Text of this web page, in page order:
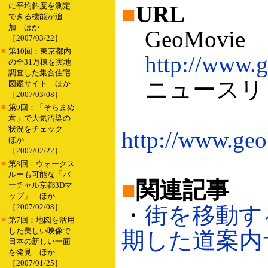
に平均斜度を測定
できる機能が追
加 ほか
［2007/03/22］
■ 第10回：東京都内
の全31万棟を実地
調査した集合住宅
図鑑サイト ほか
［2007/03/08］
■ 第9回：「そらまめ
君」で大気汚染の
状況をチェック
ほか
［2007/02/22］
■ 第8回：ウォークス
ルーも可能な「バ
ーチャル京都3Dマ
ップ」 ほか
［2007/02/08］
■ 第7回：地図を活用
した美しい映像で
日本の新しい一面
を発見 ほか
［2007/01/25］
■URL
GeoMovie
http://
ニュースリ
http://
■関連記事
・ 街を移動
期した道案内